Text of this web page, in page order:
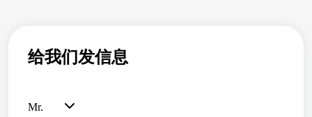
给我们发信息
Mr.